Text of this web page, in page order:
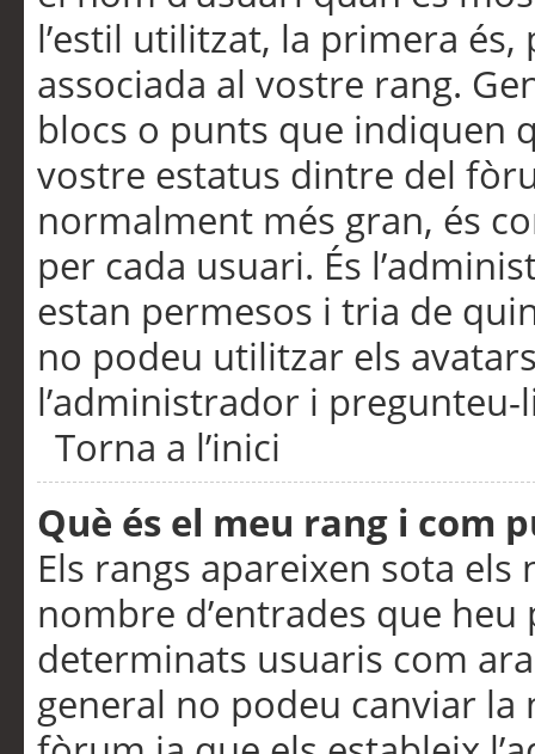
l’estil utilitzat, la primera
associada al vostre rang.
blocs o punts que indiquen
vostre estatus dintre del
normalment més gran, és
per cada usuari. És
estan permesos i tria de
no podeu utilitzar els
l’administrador i pregunteu-
Torna a l’inici
Què és el meu rang i com
Els rangs apareixen sota
nombre d’entrades que
determinats usuaris com
general no podeu canviar